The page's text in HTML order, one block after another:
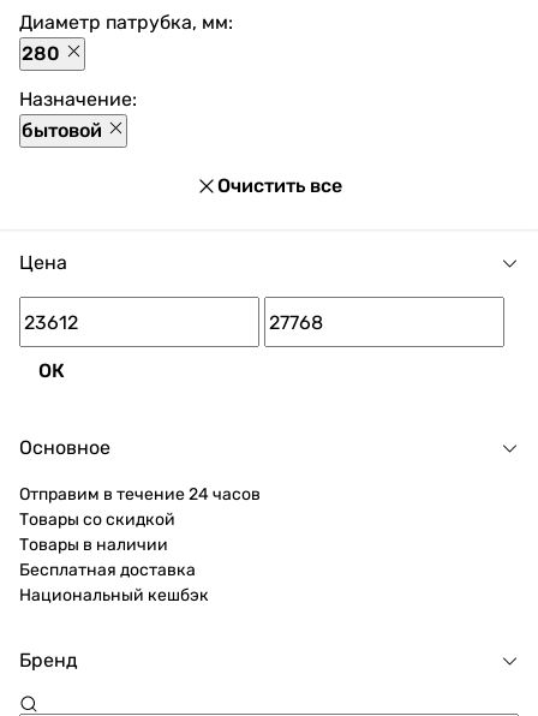
доступны разнообразные способы оплаты, покупка в
кредит и множество акций и скидок для каждого
Диаметр патрубка, мм:
280
Назначение:
бытовой
Очистить все
Цена
ОК
Основное
Отправим в течение 24 часов
Товары со скидкой
Товары в наличии
Бесплатная доставка
Национальный кешбэк
Бренд